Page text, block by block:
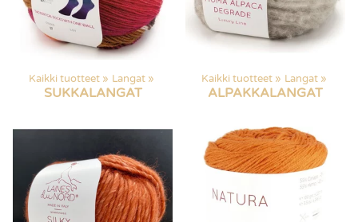
Kaikki tuotteet ‪» Langat ‪»
SUKKALANGAT
Kaikki tuotteet ‪» Langat ‪»
ALPAKKALANGAT